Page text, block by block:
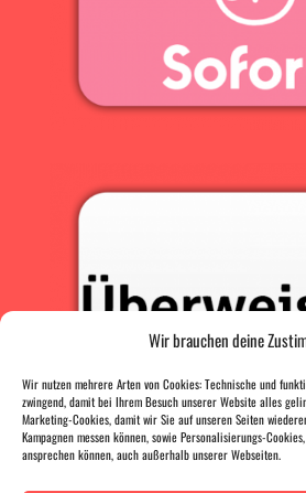
Wir brauchen deine
Wir nutzen mehrere Arten von Cookies: Technische und
zwingend, damit bei Ihrem Besuch unserer Website alles
Marketing-Cookies, damit wir Sie auf unseren Seiten
Kampagnen messen können, sowie Personalisierungs-
ansprechen können, auch außerhalb unserer Webseiten.